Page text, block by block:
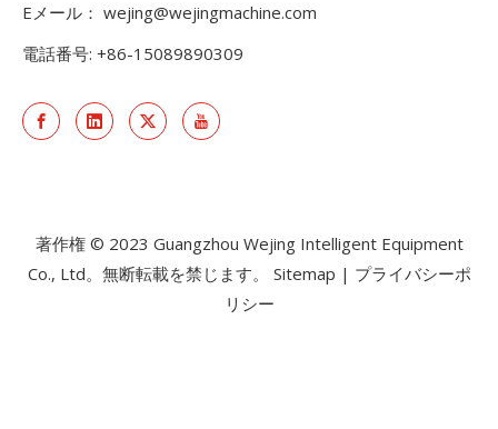
Eメール： wejing@wejingmachine.com
電話番号: +86-15089890309
著作権 © 2023 Guangzhou Wejing Intelligent Equipment
Co., Ltd。無断転載を禁じます。 Sitemap | プライバシーポ
リシー